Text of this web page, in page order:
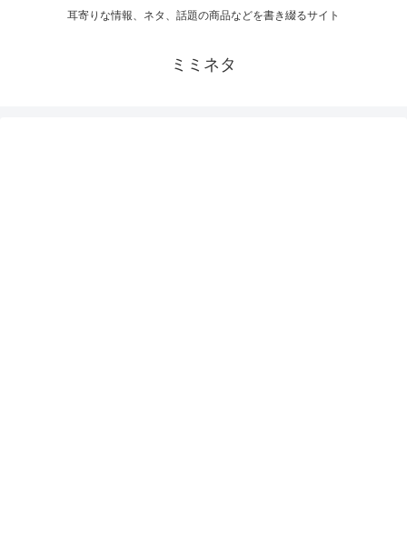
耳寄りな情報、ネタ、話題の商品などを書き綴るサイト
ミミネタ